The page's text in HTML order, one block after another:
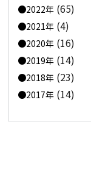
2022年 (65)
2021年 (4)
2020年 (16)
2019年 (14)
2018年 (23)
2017年 (14)